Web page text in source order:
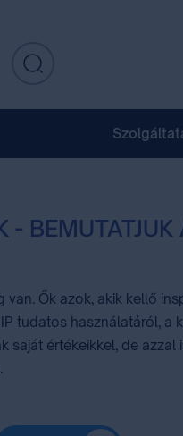
-
Ők azok, akik kellő
tudatos használatáról,
értékeikkel, de